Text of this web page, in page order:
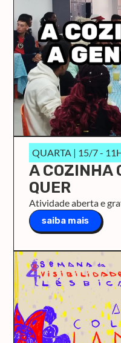
QUARTA | 15/7 -
A COZINHA
QUER
Atividade aberta e
saiba mais